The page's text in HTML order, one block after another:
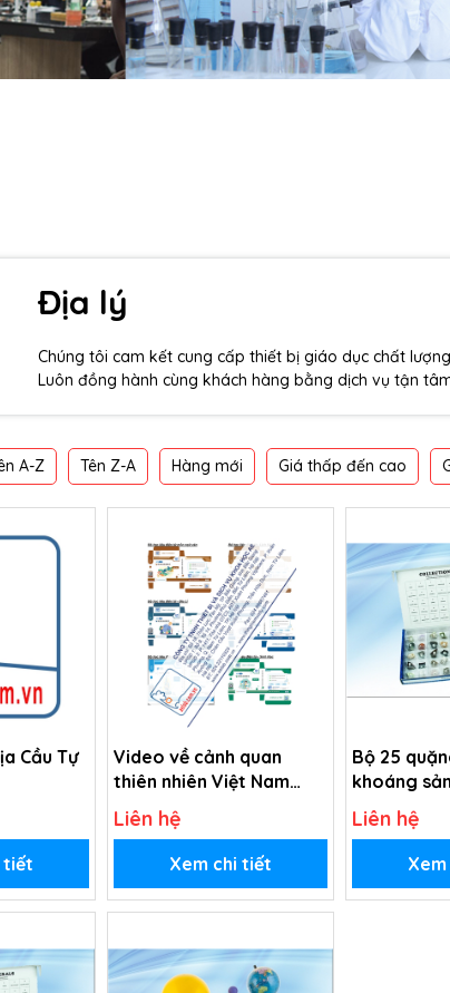
Địa lý
Chúng tôi cam kết cung cấp thiết bị giáo dục chất
Luôn đồng hành cùng khách hàng bằng dịch vụ tận
A-Z Tên Z-A Hàng mới Giá thấp đến cao
Cầu Tự
tiết
Video về cảnh quan
thiên nhiên Việt Nam
(USB Video)
Liên hệ
Xem chi tiết
Bộ 25
khoáng sản
Liên hệ